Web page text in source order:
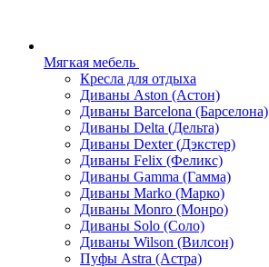
Мягкая мебель
Кресла для отдыха
Диваны Aston (Астон)
Диваны Barcelona (Барселона)
Диваны Delta (Дельта)
Диваны Dexter (Дэкстер)
Диваны Felix (Феликс)
Диваны Gamma (Гамма)
Диваны Marko (Марко)
Диваны Monro (Монро)
Диваны Solo (Соло)
Диваны Wilson (Вилсон)
Пуфы Astra (Астра)